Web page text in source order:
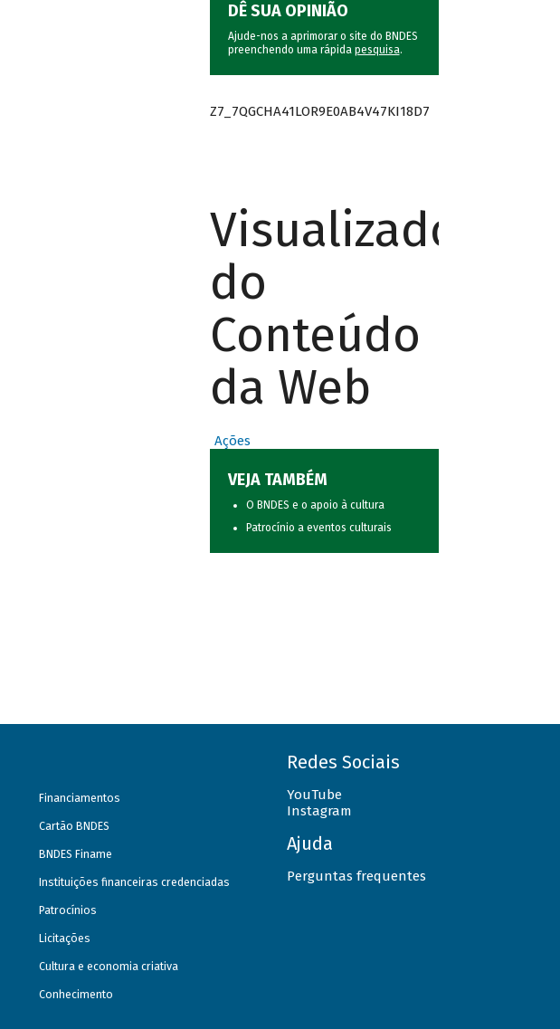
DÊ SUA OPINIÃO
Ajude-nos a aprimorar o site do BNDES
preenchendo uma rápida pesquisa.
Z7_7QGCHA41LOR9E0AB4V47KI18D7
Visualizador
do
Conteúdo
da Web
Ações
VEJA TAMBÉM
O BNDES e o apoio à cultura
Patrocínio a eventos culturais
Financiamentos
Cartão BNDES
BNDES Finame
Instituições financeiras credenciadas
Patrocínios
Licitações
Cultura e economia criativa
Conhecimento
Redes Sociais
YouTube
Instagram
Ajuda
Perguntas frequentes